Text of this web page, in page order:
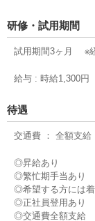
研修・試用期間
試用期間3ヶ月 ※
給与 : 時給1,300円
待遇
交通費 ： 全額支給
◎昇給あり
◎繁忙期手当あり
◎希望する方には着
◎正社員登用あり
◎交通費全額支給